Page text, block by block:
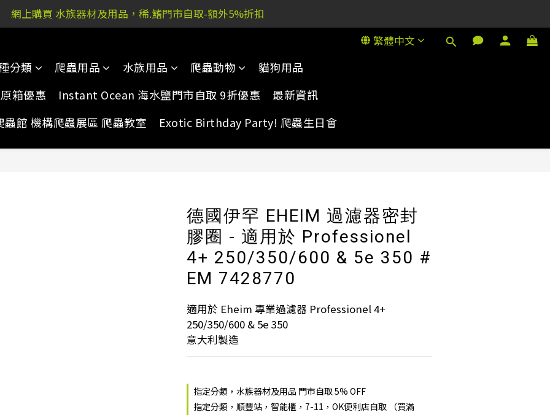
新街51P號富祐閣16號地下｜ 稀.鰭旺角店: 西洋菜南街101號金德行11樓
網上購買 水族器材及用品，稀.鰭門市自取-額外5%折扣
繁體中文
分類 爬蟲用品 水族用品 爬蟲動物
貓狗用品
箱優惠
Instant Ocean 海水鹽門市自取 9折優惠
最新資訊
蟲館 機構爬蟲展區 爬蟲教室
Exotic Birthday Party! 爬蟲生日會
德國伊罕 EHEIM 過濾器密封
膠圈 - 適用於 Professionel
4+ 250/350/600 & 5e 350 #
EM 7428770
適用於 Eheim 專業過濾器 Professionel 4+
250/350/600 & 5e 350
意大利製造
指定分類，水族器材及用品 門市自取 5% OFF
指定分類，順豐站，智能櫃，7-11，OK便利店自取 （買滿